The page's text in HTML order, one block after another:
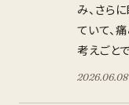
み、さら
ていて、
考えごと
2026.06.08